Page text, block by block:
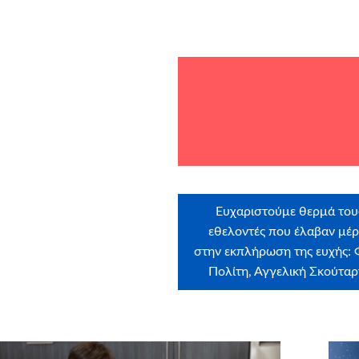
Ευχαριστούμε θερμά
εθελοντές που έλαβαν
στην εκπλήρωση της ευχής:
Πολίτη, Αγγελική